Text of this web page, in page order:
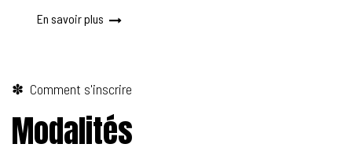
En savoir plus
✽ Comment s'inscrire
Modalités